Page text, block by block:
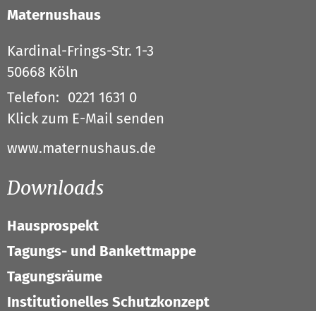
Maternushaus
Kardinal-Frings-Str. 1-3
50668 Köln
Telefon: 0221 1631 0
Klick zum E-Mail senden
www.maternushaus.de
Downloads
Hausprospekt
Tagungs- und Bankettmappe
Tagungsräume
Institutionelles Schutzkonzept